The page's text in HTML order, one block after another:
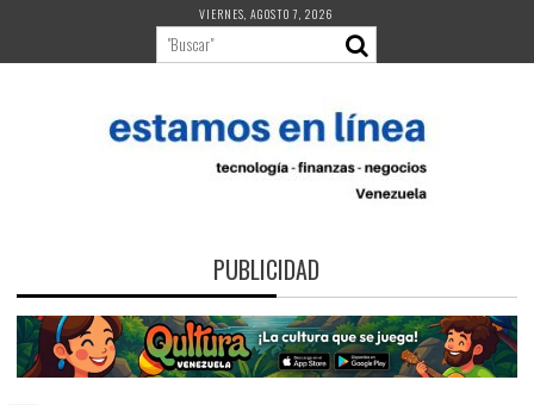
contenido
VIERNES, AGOSTO 7, 2026
PUBLICIDAD